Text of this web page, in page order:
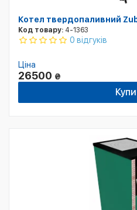
Котел твердопаливний
Код товару: 4-1363
0 відгуків
Ціна
26500 ₴